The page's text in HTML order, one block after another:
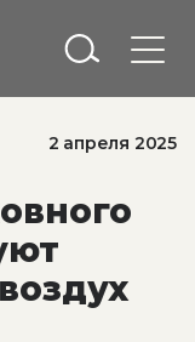
2 апреля 2025